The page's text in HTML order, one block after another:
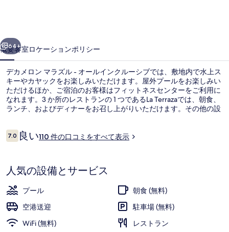
ズ
ル
オ
ー
イ
ク
ル
ー
シ
次へ
64+
概要客室ロケーションポリシー
デカメロン マラズル - オールインクルーシブでは、敷地内で水上ス
キーやカヤックをお楽しみいただけます。屋外プールをお楽しみい
ただけるほか、ご宿泊のお客様はフィットネスセンターをご利用に
なれます。3 か所のレストランの 1 つであるLa Terrazaでは、朝食、
ランチ、およびディナーをお召し上がりいただけます。その他の設
口
コ
7.010段階中7.0
良い110 件の口コミをすべて表示
人気の設備とサービス
プール
朝食 (無料)
空港送迎
駐車場 (無料)
WiFi (無料)
レストラン